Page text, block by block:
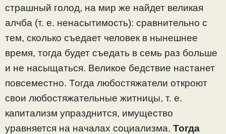
страшный голод, на мир же найдет великая
алчба (т. е. ненасытимость): сравнительно с
тем, сколько съедает человек в нынешнее
время, тогда будет съедать в семь раз больше
и не насыщаться. Великое бедствие настанет
повсеместно. Тогда любостяжатели откроют
свои любостяжательные житницы, т. е.
капитализм упразднится, имущество
уравняется на началах социализма. Тогда